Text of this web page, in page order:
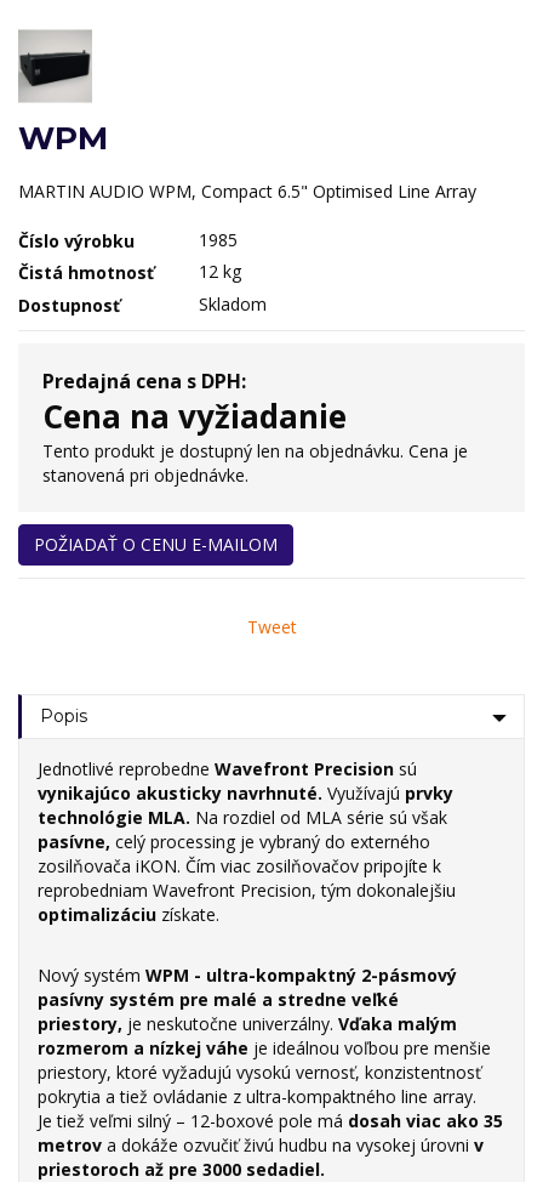
WPM
MARTIN AUDIO WPM, Compact 6.5" Optimised Line Array
Číslo výrobku
1985
Čistá hmotnosť
12 kg
Dostupnosť
Skladom
Predajná cena s DPH:
Cena na vyžiadanie
Tento produkt je dostupný len na objednávku. Cena je
stanovená pri objednávke.
POŽIADAŤ O CENU E-MAILOM
Tweet
Popis
Jednotlivé reprobedne Wavefront Precision sú
vynikajúco akusticky navrhnuté. Využívajú prvky
technológie MLA. Na rozdiel od MLA série sú však
pasívne, celý processing je vybraný do externého
zosilňovača iKON. Čím viac zosilňovačov pripojíte k
reprobedniam Wavefront Precision, tým dokonalejšiu
optimalizáciu získate.
Nový systém WPM - ultra-kompaktný 2-pásmový
pasívny systém pre malé a stredne veľké
priestory, je neskutočne univerzálny. Vďaka malým
rozmerom a nízkej váhe je ideálnou voľbou pre menšie
priestory, ktoré vyžadujú vysokú vernosť, konzistentnosť
pokrytia a tiež ovládanie z ultra-kompaktného line array.
Je tiež veľmi silný – 12-boxové pole má dosah viac ako 35
metrov a dokáže ozvučiť živú hudbu na vysokej úrovni v
priestoroch až pre 3000 sedadiel.